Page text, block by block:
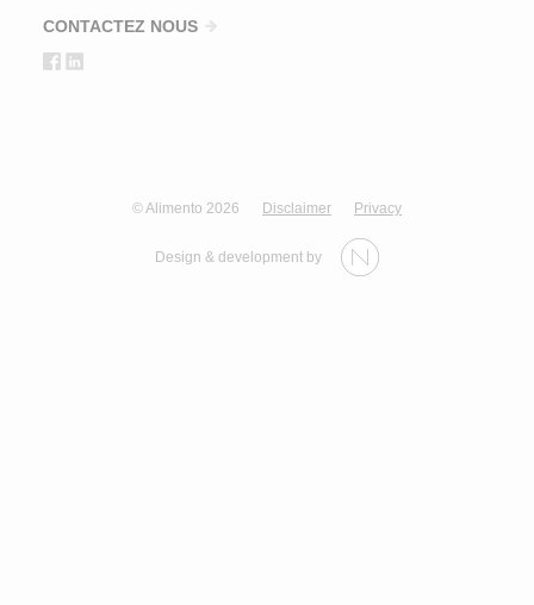
CONTACTEZ NOUS
© Alimento 2026 Disclaimer Privacy
Design & development by